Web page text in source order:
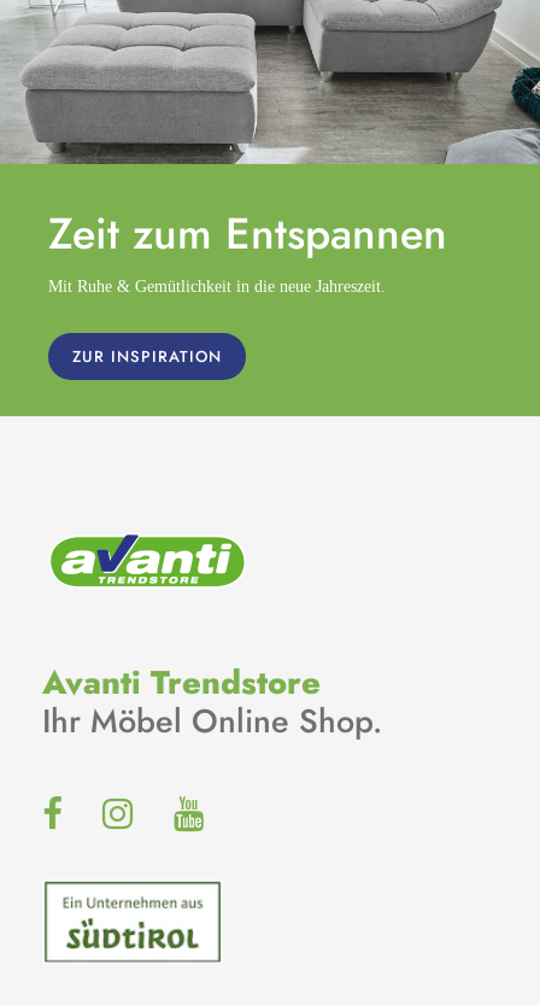
Zeit zum Entspannen
Mit Ruhe & Gemütlichkeit in die neue Jahreszeit.
ZUR INSPIRATION
Avanti Trendstore
Ihr Möbel Online Shop.